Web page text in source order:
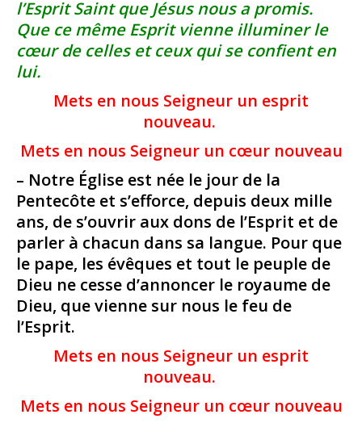
l’Esprit Saint que Jésus nous a promis.
Que ce même Esprit vienne illuminer le
cœur de celles et ceux qui se confient en
lui.
Mets en nous Seigneur un esprit
nouveau.
Mets en nous Seigneur un cœur nouveau
– Notre Église est née le jour de la
Pentecôte et s’efforce, depuis deux mille
ans, de s’ouvrir aux dons de l’Esprit et de
parler à chacun dans sa langue. Pour que
le pape, les évêques et tout le peuple de
Dieu ne cesse d’annoncer le royaume de
Dieu, que vienne sur nous le feu de
l’Esprit.
Mets en nous Seigneur un esprit
nouveau.
Mets en nous Seigneur un cœur nouveau